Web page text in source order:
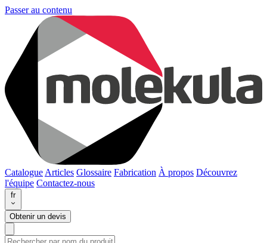
Passer au contenu
Catalogue Articles Glossaire Fabrication À propos Découvrez
l'équipe Contactez-nous
fr
Obtenir un devis